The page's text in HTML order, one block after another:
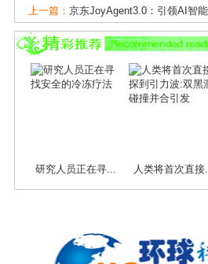
上一篇： 京东JoyAgent3.0：引领AI智能
下一篇：AI推理迈入“10毫秒、1块钱”时
研究人员正在寻... 人类将首次直接...